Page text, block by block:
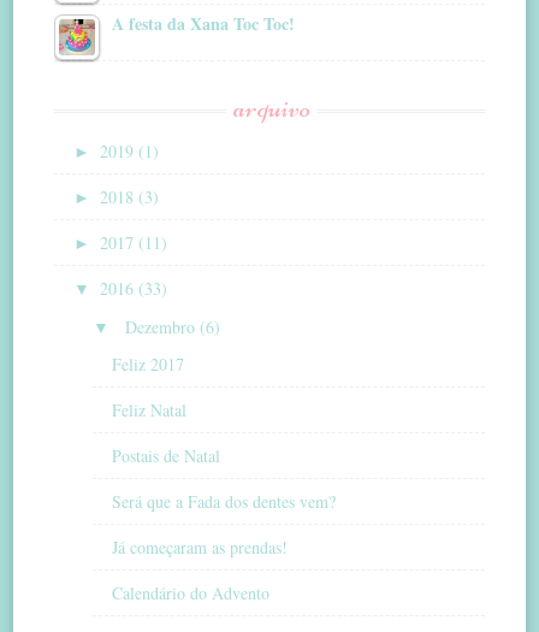
A festa da Xana Toc Toc!
arquivo
► 2019 (1)
► 2018 (3)
► 2017 (11)
▼ 2016 (33)
▼
Dezembro (6)
Feliz 2017
Feliz Natal
Postais de Natal
Será que a Fada dos dentes vem?
Já começaram as prendas!
Calendário do Advento